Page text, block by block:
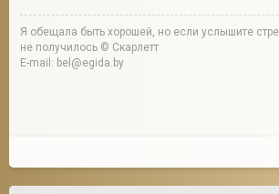
Я обещала быть хорошей, но если услышите
не получилось © Скарлетт
E-mail: bel@egida.by